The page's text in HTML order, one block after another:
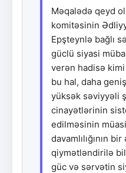
Məqalədə qeyd
komitəsinin
Epşteynlə bağlı
güclü siyasi
verən hadisə
bu hal, daha
yüksək səviyyəli
cinayətlərinin
edilməsinin
davamlılığının
qiymətləndirilə
güc və sərvətin